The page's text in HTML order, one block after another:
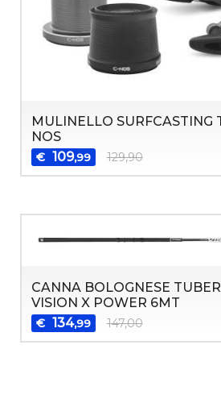
MULINELLO SURFCASTING
NOS
€ 109,99 129,90
CANNA BOLOGNESE
VISION X POWER 6MT
€ 134,99 147,00